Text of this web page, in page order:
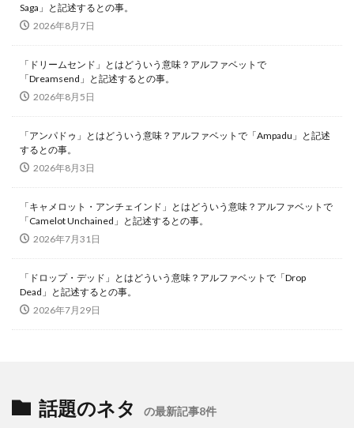
Saga」と記述するとの事。
2026年8月7日
「ドリームセンド」とはどういう意味？アルファベットで
「Dreamsend」と記述するとの事。
2026年8月5日
「アンパドゥ」とはどういう意味？アルファベットで「Ampadu」と記述
するとの事。
2026年8月3日
「キャメロット・アンチェインド」とはどういう意味？アルファベットで
「Camelot Unchained」と記述するとの事。
2026年7月31日
「ドロップ・デッド」とはどういう意味？アルファベットで「Drop
Dead」と記述するとの事。
2026年7月29日
話題のネタ の最新記事8件